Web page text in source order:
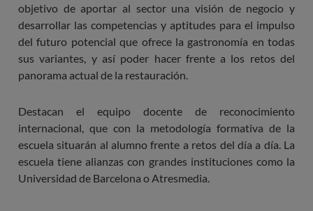
objetivo de aportar al sector una visión de negocio y
desarrollar las competencias y aptitudes para el impulso
del futuro potencial que ofrece la gastronomía en todas
sus variantes, y así poder hacer frente a los retos del
panorama actual de la restauración.
Destacan el equipo docente de reconocimiento
internacional, que con la metodología formativa de la
escuela situarán al alumno frente a retos del día a día. La
escuela tiene alianzas con grandes instituciones como la
Universidad de Barcelona o Atresmedia.